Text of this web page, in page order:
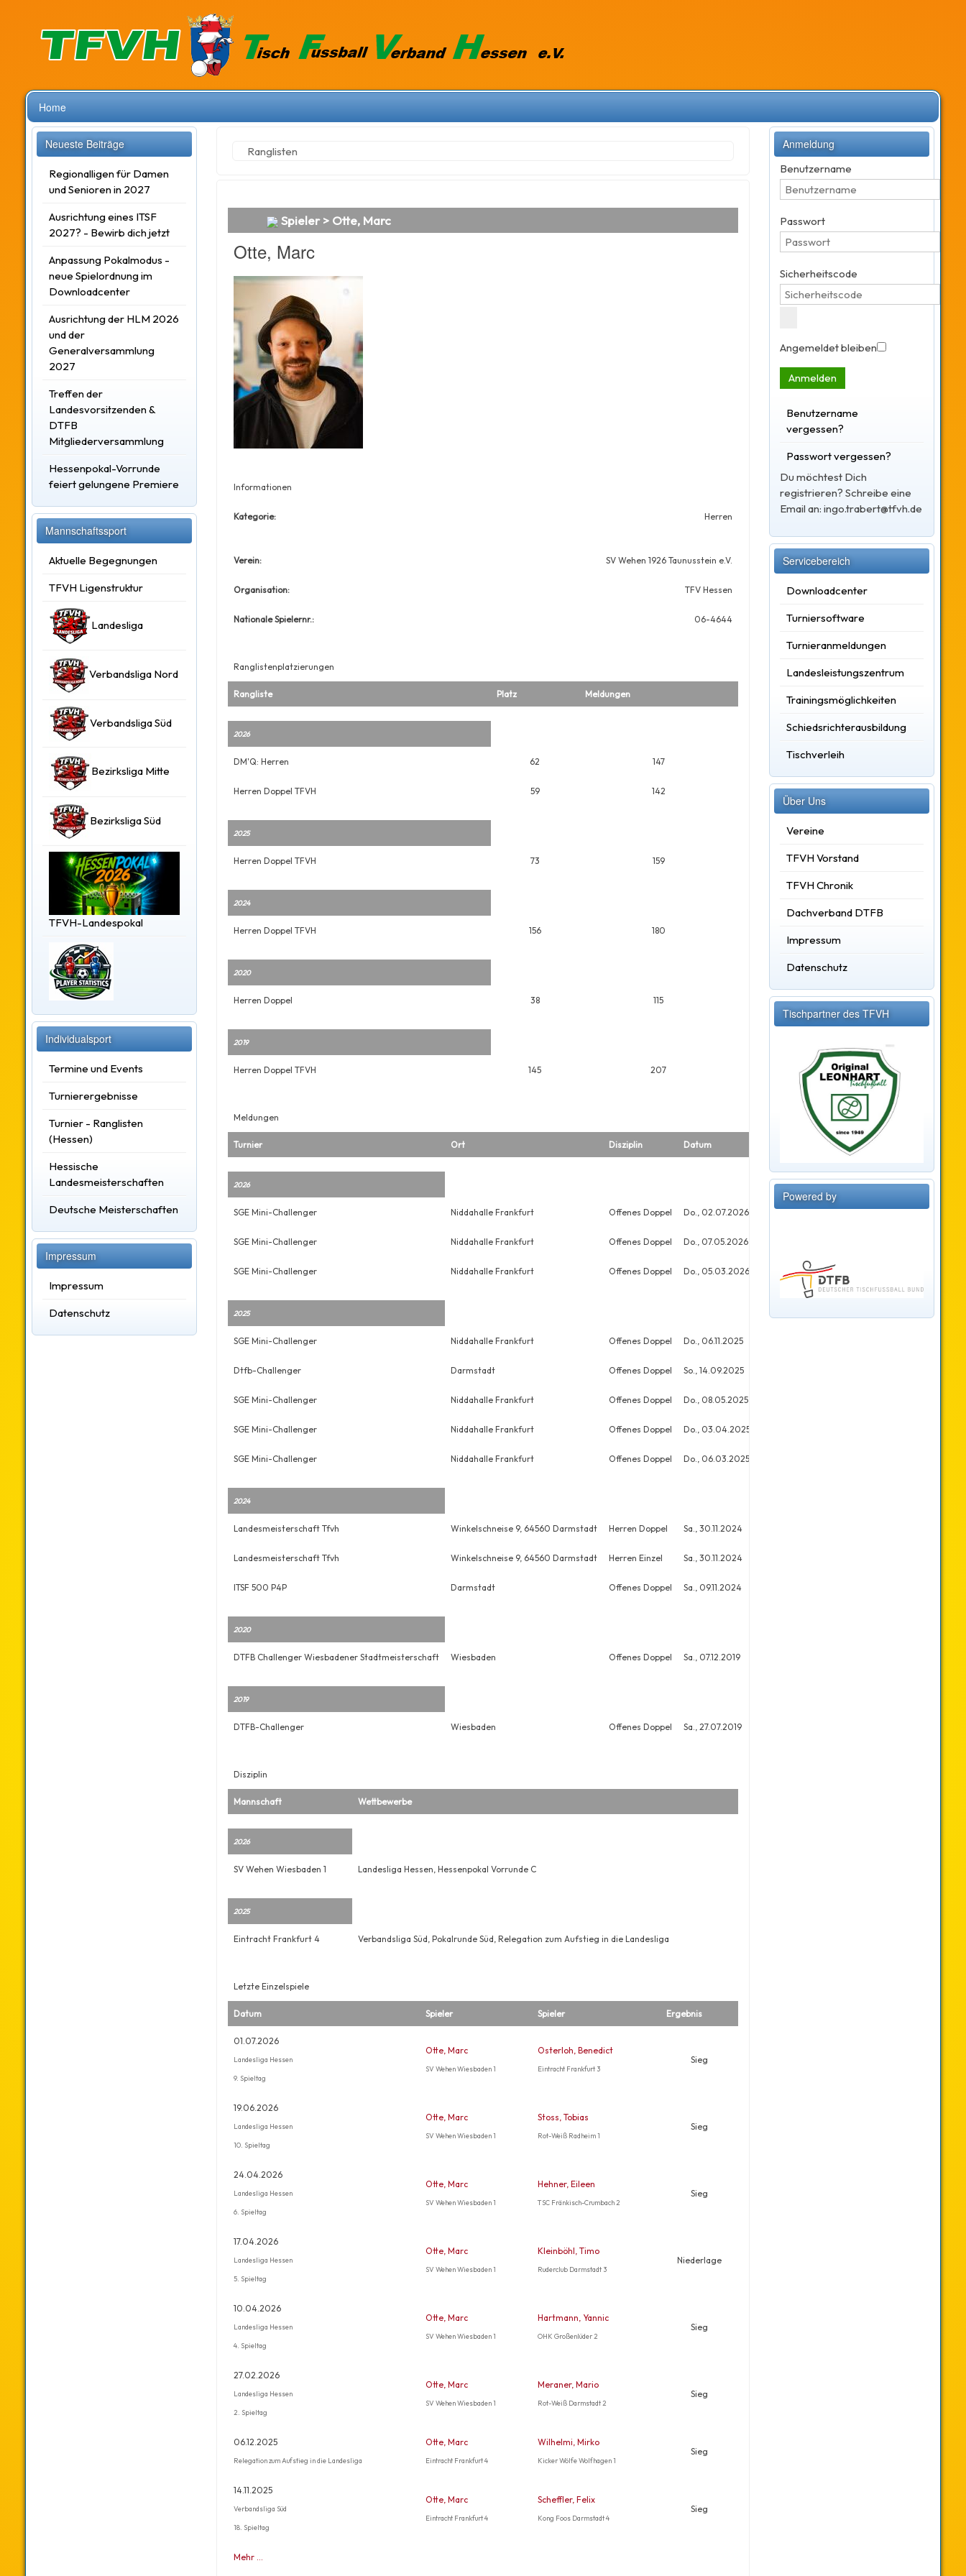
Home
Neueste Beiträge
Regionalligen für Damen
und Senioren in 2027
Ausrichtung eines ITSF
2027? - Bewirb dich jetzt
Anpassung Pokalmodus -
neue Spielordnung im
Downloadcenter
Ausrichtung der HLM 2026
und der
Generalversammlung
2027
Treffen der
Landesvorsitzenden &
DTFB
Mitgliederversammlung
Hessenpokal-Vorrunde
feiert gelungene Premiere
Mannschaftssport
Aktuelle Begegnungen
TFVH Ligenstruktur
Landesliga
Verbandsliga Nord
Verbandsliga Süd
Bezirksliga Mitte
Bezirksliga Süd
TFVH-Landespokal
Individualsport
Termine und Events
Turnierergebnisse
Turnier - Ranglisten
(Hessen)
Hessische
Landesmeisterschaften
Deutsche Meisterschaften
Impressum
Impressum
Datenschutz
Ranglisten
Spieler > Otte, Marc
Otte, Marc
Informationen
Kategorie: Herren
Verein: SV Wehen 1926 Taunusstein e.V.
Organisation: TFV Hessen
Nationale Spielernr.: 06-4644
Ranglistenplatzierungen
Rangliste Platz Meldungen
2026
DM'Q: Herren 62 147
Herren Doppel TFVH 59 142
2025
Herren Doppel TFVH 73 159
2024
Herren Doppel TFVH 156 180
2020
Herren Doppel 38 115
2019
Herren Doppel TFVH 145 207
Meldungen
Turnier Ort Disziplin Datum Meldungen
2026
SGE Mini-Challenger Niddahalle Frankfurt Offenes Doppel Do., 02.07.2026 14 16
SGE Mini-Challenger Niddahalle Frankfurt Offenes Doppel Do., 07.05.2026
SGE Mini-Challenger Niddahalle Frankfurt Offenes Doppel Do., 05.03.2026 29
2025
SGE Mini-Challenger Niddahalle Frankfurt Offenes Doppel Do., 06.11.2025
Dtfb-Challenger Darmstadt Offenes Doppel So., 14.09.2025
SGE Mini-Challenger Niddahalle Frankfurt Offenes Doppel Do., 08.05.2025
SGE Mini-Challenger Niddahalle Frankfurt Offenes Doppel Do., 03.04.2025
SGE Mini-Challenger Niddahalle Frankfurt Offenes Doppel Do., 06.03.2025
2024
Landesmeisterschaft Tfvh Winkelschneise 9, 64560 Darmstadt Herren Doppel Sa., 30.11.2024
Landesmeisterschaft Tfvh Winkelschneise 9, 64560 Darmstadt Herren Einzel Sa., 30.11.2024
ITSF 500 P4P Darmstadt Offenes Doppel Sa., 09.11.2024
2020
DTFB Challenger Wiesbadener Stadtmeisterschaft Wiesbaden Offenes Doppel Sa., 07.12.2019
2019
DTFB-Challenger Wiesbaden Offenes Doppel Sa., 27.07.2019
Disziplin
Mannschaft Wettbewerbe
2026
SV Wehen Wiesbaden 1 Landesliga Hessen, Hessenpokal Vorrunde C
2025
Eintracht Frankfurt 4 Verbandsliga Süd, Pokalrunde Süd, Relegation zum Aufstieg in die Landesliga
Letzte Einzelspiele
Datum Spieler Spieler Ergebnis
01.07.2026
Landesliga Hessen
9. Spieltag
Otte, Marc
SV Wehen Wiesbaden 1
Osterloh, Benedict
Eintracht Frankfurt 3
Sieg
19.06.2026
Landesliga Hessen
10. Spieltag
Otte, Marc
SV Wehen Wiesbaden 1
Stoss, Tobias
Rot-Weiß Radheim 1
Sieg
24.04.2026
Landesliga Hessen
6. Spieltag
Otte, Marc
SV Wehen Wiesbaden 1
Hehner, Eileen
TSC Fränkisch-Crumbach 2
Sieg
17.04.2026
Landesliga Hessen
5. Spieltag
Otte, Marc
SV Wehen Wiesbaden 1
Kleinböhl, Timo
Ruderclub Darmstadt 3
Niederlage
10.04.2026
Landesliga Hessen
4. Spieltag
Otte, Marc
SV Wehen Wiesbaden 1
Hartmann, Yannic
OHK Großenlüder 2
Sieg
27.02.2026
Landesliga Hessen
2. Spieltag
Otte, Marc
SV Wehen Wiesbaden 1
Meraner, Mario
Rot-Weiß Darmstadt 2
Sieg
06.12.2025
Relegation zum Aufstieg in die Landesliga
Otte, Marc
Eintracht Frankfurt 4
Wilhelmi, Mirko
Kicker Wölfe Wolfhagen 1
Sieg
14.11.2025
Verbandsliga Süd
18. Spieltag
Otte, Marc
Eintracht Frankfurt 4
Scheffler, Felix
Kong Foos Darmstadt 4
Sieg
Mehr …
Anmeldung
Benutzername
Passwort
Sicherheitscode
Angemeldet bleiben
Anmelden
Benutzername
vergessen?
Passwort vergessen?
Du möchtest Dich
registrieren? Schreibe eine
Email an: ingo.trabert@tfvh.de
Servicebereich
Downloadcenter
Turniersoftware
Turnieranmeldungen
Landesleistungszentrum
Trainingsmöglichkeiten
Schiedsrichterausbildung
Tischverleih
Über Uns
Vereine
TFVH Vorstand
TFVH Chronik
Dachverband DTFB
Impressum
Datenschutz
Tischpartner des TFVH
Powered by